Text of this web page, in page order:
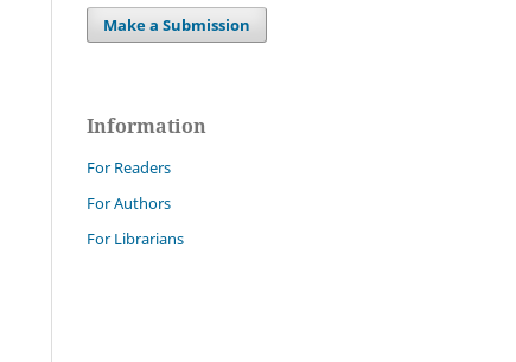
Make a Submission
Information
For Readers
For Authors
For Librarians